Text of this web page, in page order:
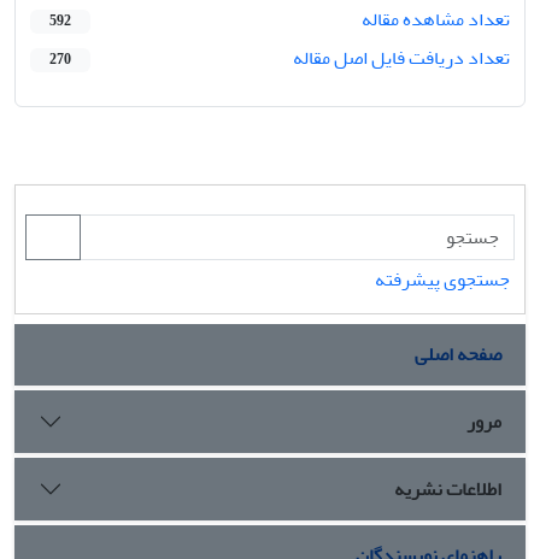
تعداد مشاهده مقاله
592
تعداد دریافت فایل اصل مقاله 270
جستجوی پیشرفته
صفحه اصلی
مرور
اطلاعات نشریه